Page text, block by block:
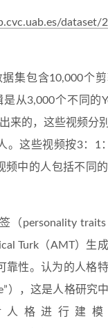
dataset/
据集包含10,000个
从3,000个不同的
来的，这些视频分
。这些视频按3：1
中的人包括不同
（personality traits
Turk（AMT）生
靠性。认为的人格
），这是人格研究
人格进行建模